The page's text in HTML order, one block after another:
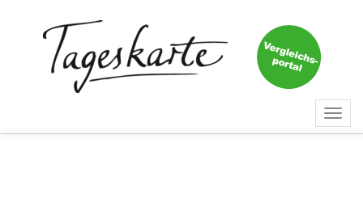
Keine Nachricht mehr
verpassen!